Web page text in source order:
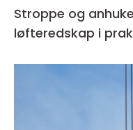
Stroppe og
løfteredskap i